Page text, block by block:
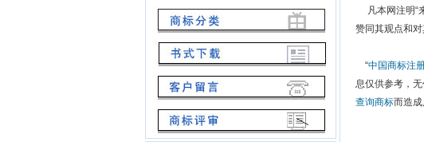
商标二部电话：010-68361771、88366224、
商标咨询：010-68361771 档案管理跟踪部:010-
凡本网注明“
赞同其观点和对
“中国商标注
息仅供参考，
查询商标而造